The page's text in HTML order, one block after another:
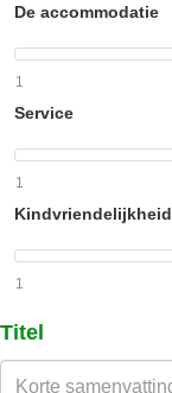
De accommodatie
1
Service
1
Kindvriendelijkheid
1
Titel